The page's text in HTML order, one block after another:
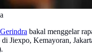
Gerindra bakal menggelar
Jiexpo, Kemayoran,